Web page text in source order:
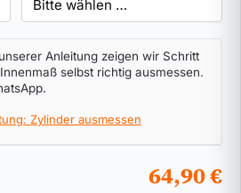
Anleitung zeigen wir Schritt
selbst richtig ausmessen.
Zylinder ausmessen
64,90 €